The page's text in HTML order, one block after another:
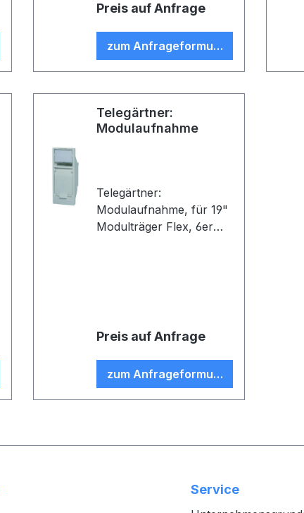
Preis auf Anfrage
zum Anfrageformular
Telegärtner:
Modulaufnahme
Telegärtner:
Modulaufnahme, für 19"
Modulträger Flex, 6er
Preis auf Anfrage
zum Anfrageformular
Service